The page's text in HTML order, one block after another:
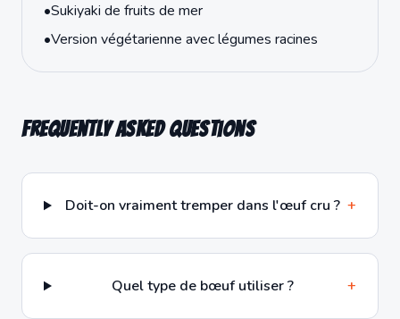
•Sukiyaki de fruits de mer
•Version végétarienne avec légumes racines
Frequently Asked Questions
Doit-on vraiment tremper dans l'œuf cru ? +
Quel type de bœuf utiliser ? +